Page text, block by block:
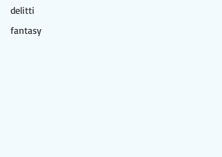
delitti
fantasy